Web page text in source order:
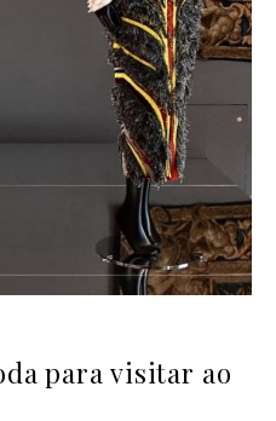
para visitar ao